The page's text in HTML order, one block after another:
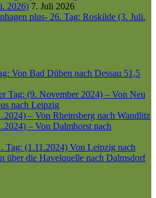
2026) 7. Juli 2026
plus- 26. Tag: Roskilde (3. Juli.
Von Bad Düben nach Dessau 51,5
Tag: (9. November 2024) – Von Neu
nach Leipzig
– Von Rheinsberg nach Wandlitz
– Von Dalmhorst nach
Tag: (1.11.2024) Von Leipzig nach
über die Havelquelle nach Dalmsdorf